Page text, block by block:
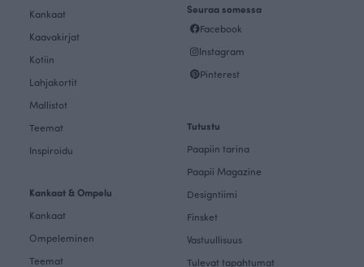
Kankaat
Kaavakirjat
Kotiin
Lahjakortit
Mallistot
Teemat
Inspiroidu
Kankaat & Ompelu
Kankaat
Ompeleminen
Teemat
Seuraa somessa
Facebook
Instagram
Pinterest
Tutustu
Paapiin tarina
Paapii Magazine
Designtiimi
Finsket
Vastuullisuus
Tulevat tapahtumat